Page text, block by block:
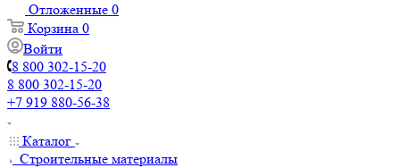
Отложенные 0
Корзина 0
Войти
8 800 302-15-20
8 800 302-15-20
+7 919 880-56-38
Каталог
Строительные материалы